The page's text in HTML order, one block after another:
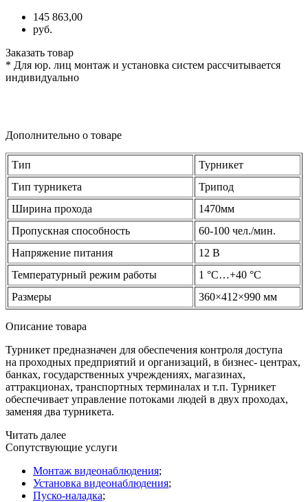
145 863,00
руб.
Заказать товар
* Для юр. лиц монтаж и установка систем рассчитывается
индивидуально
Дополнительно о товаре
Тип
Турникет
Тип турникета
Трипод
Ширина прохода
1470мм
Пропускная способность
60-100 чел./мин.
Напряжение питания
12 В
Температурный режим работы
1 °C…+40 °C
Размеры
360×412×990 мм
Описание товара
Турникет предназначен для обеспечения контроля доступа
на проходных предприятий и организаций, в бизнес- центрах,
банках, государственных учреждениях, магазинах,
аттракционах, транспортных терминалах и т.п. Турникет
обеспечивает управление потоками людей в двух проходах,
заменяя два турникета.
Читать далее
Сопутствующие услуги
Монтаж видеонаблюдения;
Установка видеонаблюдения;
Пуско-наладка;